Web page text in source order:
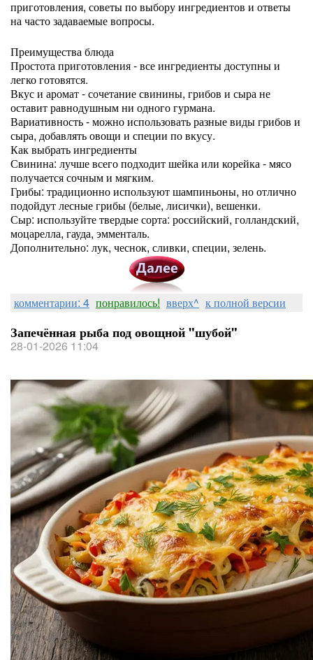
приготовления, советы по выбору ингредиентов и ответы
на часто задаваемые вопросы.
Преимущества блюда
Простота приготовления - все ингредиенты доступны и
легко готовятся.
Вкус и аромат - сочетание свинины, грибов и сыра не
оставит равнодушным ни одного гурмана.
Вариативность - можно использовать разные виды грибов и
сыра, добавлять овощи и специи по вкусу.
Как выбрать ингредиенты
Свинина: лучше всего подходит шейка или корейка - мясо
получается сочным и мягким.
Грибы: традиционно используют шампиньоны, но отлично
подойдут лесные грибы (белые, лисички), вешенки.
Сыр: используйте твердые сорта: российский, голландский,
моцарелла, гауда, эмменталь.
Дополнительно: лук, чеснок, сливки, специи, зелень.
комментарии: 4 понравилось! вверх^ к полной версии
Запечённая рыба под овощной "шубой"
28-01-2026 11:04